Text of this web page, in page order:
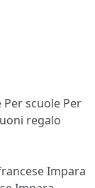
Per scuole Per
regalo
Impara